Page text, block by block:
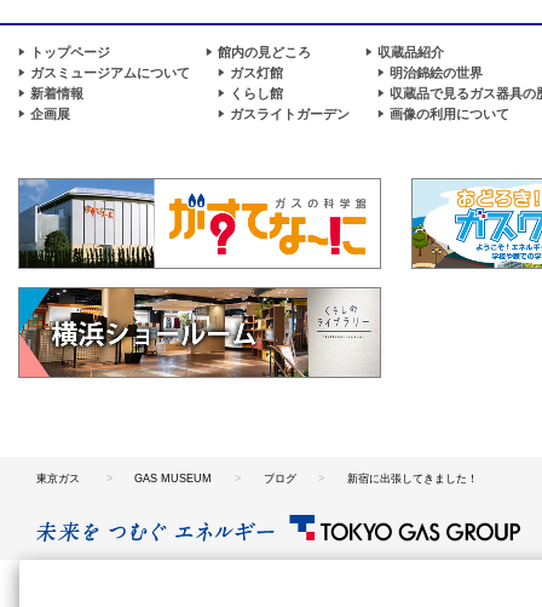
トップページ
ガスミュージアムについて
新着情報
企画展
館内の見どころ
ガス灯館
くらし館
ガスライトガーデン
収蔵品紹介
明治錦絵の世界
収蔵品で見るガス器具の
画像の利用について
東京ガス GAS MUSEUM ブログ 新宿に出張してきました！